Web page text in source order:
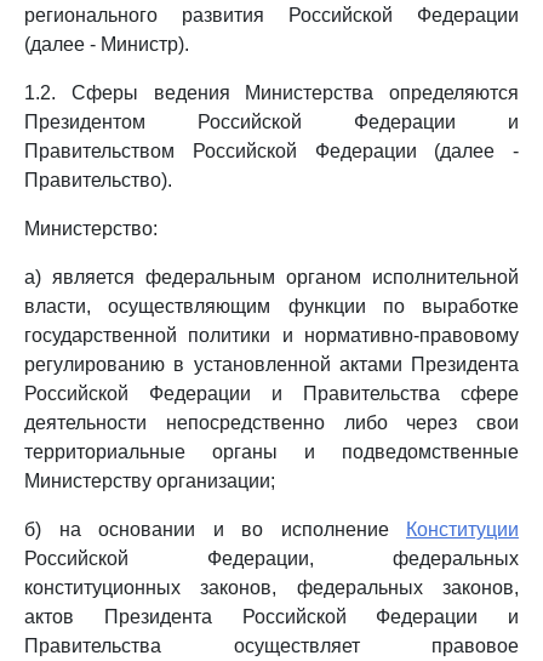
регионального развития Российской Федерации
(далее - Министр).
1.2. Сферы ведения Министерства определяются
Президентом Российской Федерации и
Правительством Российской Федерации (далее -
Правительство).
Министерство:
а) является федеральным органом исполнительной
власти, осуществляющим функции по выработке
государственной политики и нормативно-правовому
регулированию в установленной актами Президента
Российской Федерации и Правительства сфере
деятельности непосредственно либо через свои
территориальные органы и подведомственные
Министерству организации;
б) на основании и во исполнение
Конституции
Российской Федерации, федеральных
конституционных законов, федеральных законов,
актов Президента Российской Федерации и
Правительства осуществляет правовое